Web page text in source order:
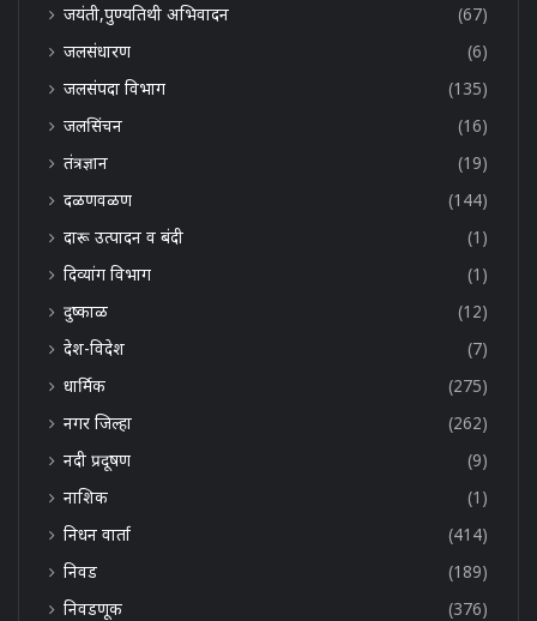
जयंती,पुण्यतिथी अभिवादन
(67)
जलसंधारण
(6)
जलसंपदा विभाग
(135)
जलसिंचन
(16)
तंत्रज्ञान
(19)
दळणवळण
(144)
दारू उत्पादन व बंदी
(1)
दिव्यांग विभाग
(1)
दुष्काळ
(12)
देश-विदेश
(7)
धार्मिक
(275)
नगर जिल्हा
(262)
नदी प्रदूषण
(9)
नाशिक
(1)
निधन वार्ता
(414)
निवड
(189)
निवडणूक
(376)